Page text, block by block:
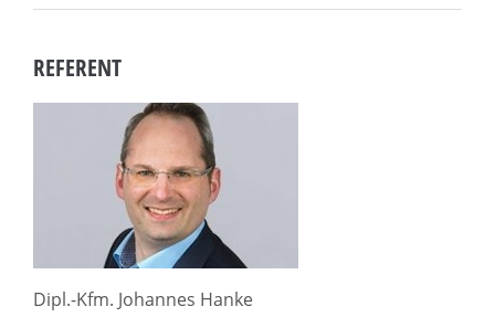
REFERENT
Dipl.-Kfm. Johannes Hanke